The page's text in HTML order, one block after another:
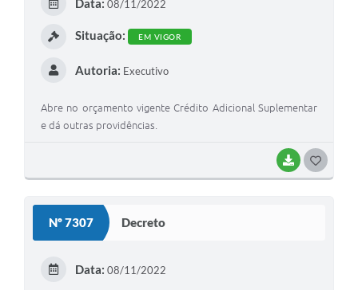
BAIXAR
08/11/2022
Situação: EM VIGOR
Autoria: Executivo
Abre no orçamento vigente Crédito Adicional Suplementar
e dá outras providências.
Nº 7307 Decreto
Data: 08/11/2022